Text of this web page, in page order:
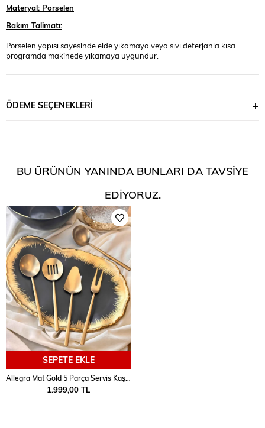
Materyal: Porselen
Bakım Talimatı:
Porselen yapısı sayesinde elde yıkamaya veya sıvı deterjanla kısa
programda makinede yıkamaya uygundur.
ÖDEME SEÇENEKLERI
BU ÜRÜNÜN YANINDA BUNLARI DA TAVSIYE
EDIYORUZ.
SEPETE EKLE
1.999,00 TL